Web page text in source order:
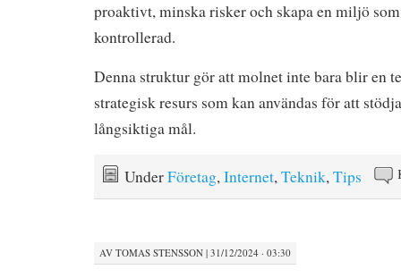
proaktivt, minska risker och skapa en miljö
kontrollerad.
Denna struktur gör att molnet inte bara blir en
strategisk resurs som kan användas för att
långsiktiga mål.
UnderFöretag,Internet,Teknik,Tips
AV TOMAS STENSSON | 31/12/2024 · 03:30